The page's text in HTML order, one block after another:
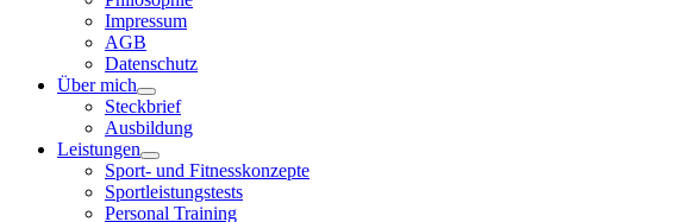
Impressum
AGB
Datenschutz
Über mich
Steckbrief
Ausbildung
Leistungen
Sport- und Fitnesskonzepte
Sportleistungstests
Personal Training